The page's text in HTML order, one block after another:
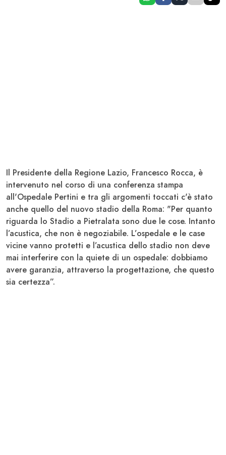
Il Presidente della Regione Lazio, Francesco Rocca, è
intervenuto nel corso di una conferenza stampa
all'Ospedale Pertini e tra gli argomenti toccati c'è stato
anche quello del nuovo stadio della Roma: "Per quanto
riguarda lo Stadio a Pietralata sono due le cose. Intanto
l’acustica, che non è negoziabile. L’ospedale e le case
vicine vanno protetti e l’acustica dello stadio non deve
mai interferire con la quiete di un ospedale: dobbiamo
avere garanzia, attraverso la progettazione, che questo
sia certezza”.